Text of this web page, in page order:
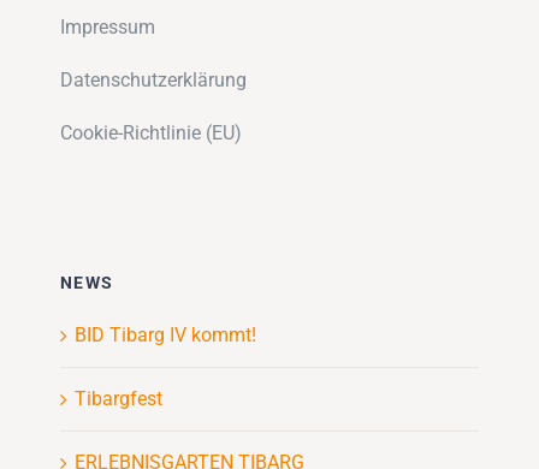
Impressum
Datenschutzerklärung
Cookie-Richtlinie (EU)
NEWS
BID Tibarg IV kommt!
Tibargfest
ERLEBNISGARTEN TIBARG